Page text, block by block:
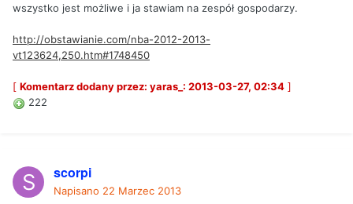
wszystko jest możliwe i ja stawiam na zespół gospodarzy.
http://obstawianie.com/nba-2012-2013-
vt123624,250.htm#1748450
[ Komentarz dodany przez: yaras_: 2013-03-27, 02:34 ]
222
scorpi
Napisano 22 Marzec 2013